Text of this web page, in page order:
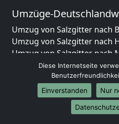
Umzüge-
Umzug von Salzgitter nach
Umzug von Salzgitter nach
Umzug von Salzgitter nach
Umzug von Salzgitter nach
Umzug von Salzgitter nach
Umzug von Salzgitter nach
Umzug von Salzgitter nach
Umzug von Salzgitter nach
Diese Internetseite
Einverstanden
Nur